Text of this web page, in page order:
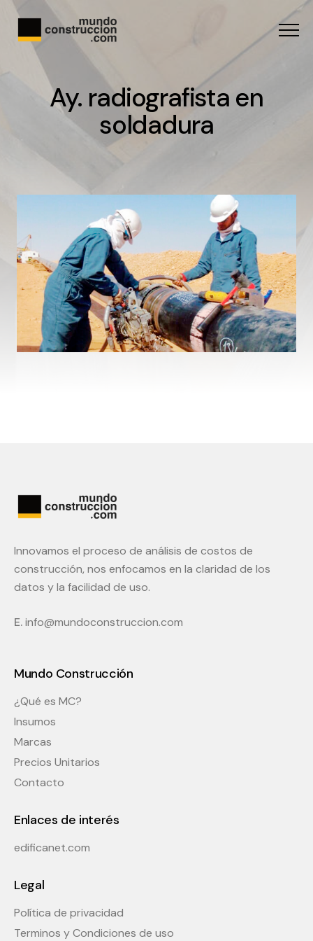
Menu
Ay. radiografista en
soldadura
Innovamos el proceso de análisis de costos de
construcción, nos enfocamos en la claridad de los
datos y la facilidad de uso.
E.info@mundoconstruccion.com
Mundo Construcción
¿Qué es MC?
Insumos
Marcas
Precios Unitarios
Contacto
Enlaces de interés
edificanet.com
Legal
Política de privacidad
Terminos y Condiciones de uso